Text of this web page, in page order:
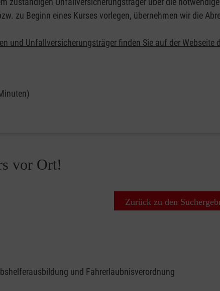
zu Beginn eines Kurses vorlegen, übernehmen wir die
und Unfallversicherungsträger finden Sie auf der Webseite
vor Ort!
Zurück zu den
und Fahrerlaubnisverordnung